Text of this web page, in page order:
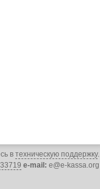
в техническую поддержку.
e-mail: e@e-kassa.org